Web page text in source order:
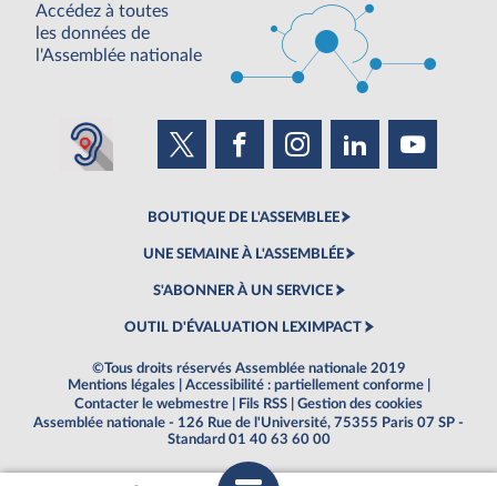
Accédez à toutes
les données de
l'Assemblée nationale
BOUTIQUE DE L'ASSEMBLEE
UNE SEMAINE À L'ASSEMBLÉE
S'ABONNER À UN SERVICE
OUTIL D'ÉVALUATION LEXIMPACT
©Tous droits réservés Assemblée nationale 2019
Mentions légales
Accessibilité : partiellement conforme
Contacter le webmestre
Fils RSS
Gestion des cookies
Assemblée nationale - 126 Rue de l'Université, 75355 Paris 07 SP -
Standard 01 40 63 60 00